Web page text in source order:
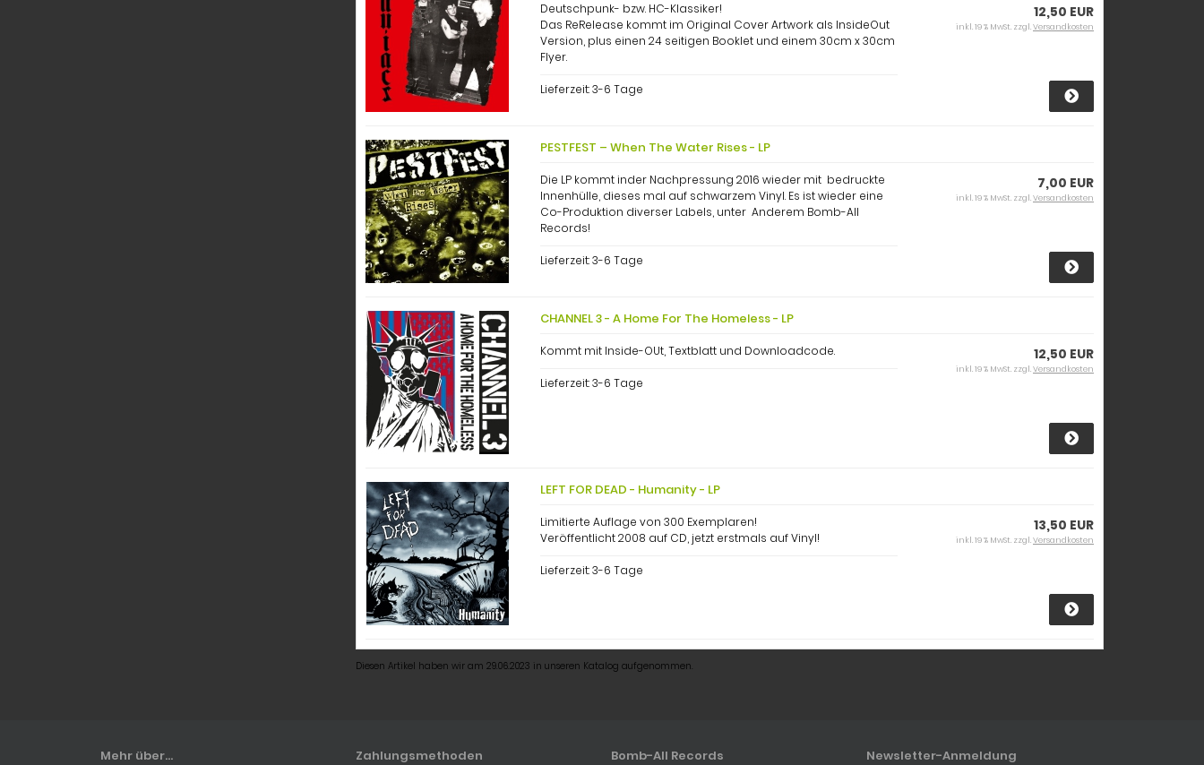
Deutschpunk- bzw. HC-Klassiker!
Das ReRelease kommt im Original Cover Artwork als InsideOut
Version, plus einen 24 seitigen Booklet und einem 30cm x 30cm
Flyer.
Lieferzeit:3-6 Tage
12,50 EUR
inkl. 19 % MwSt. zzgl.Versandkosten
PESTFEST – When The Water Rises - LP
Die LP kommt inder Nachpressung 2016 wieder mit bedruckte
Innenhülle, dieses mal auf schwarzem Vinyl. Es ist wieder eine
Co-Produktion diverser Labels, unter Anderem Bomb-All
Records!
Lieferzeit:3-6 Tage
7,00 EUR
inkl. 19 % MwSt. zzgl.Versandkosten
CHANNEL 3 - A Home For The Homeless - LP
Kommt mit Inside-OUt, Textblatt und Downloadcode.
Lieferzeit:3-6 Tage
12,50 EUR
inkl. 19 % MwSt. zzgl.Versandkosten
LEFT FOR DEAD - Humanity - LP
Limitierte Auflage von 300 Exemplaren!
Veröffentlicht 2008 auf CD, jetzt erstmals auf Vinyl!
Lieferzeit:3-6 Tage
13,50 EUR
inkl. 19 % MwSt. zzgl.Versandkosten
Diesen Artikel haben wir am 29.06.2023 in unseren Katalog aufgenommen.
Mehr über... Zahlungsmethoden Bomb-All Records Newsletter-Anmeldung